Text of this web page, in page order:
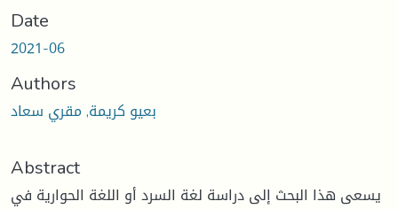
Date
2021-06
Authors
بعيو كريمة, مقري سعاد
Abstract
يسعى هذا البحث إلى دراسة لغة السرد أو اللغة الحوارية في